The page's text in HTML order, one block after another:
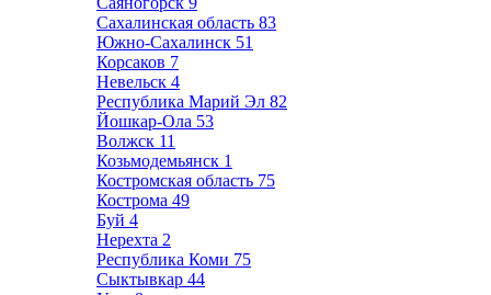
Сахалинская область 83
Южно-Сахалинск 51
Корсаков 7
Невельск 4
Республика Марий Эл 82
Йошкар-Ола 53
Волжск 11
Козьмодемьянск 1
Костромская область 75
Кострома 49
Буй 4
Нерехта 2
Республика Коми 75
Сыктывкар 44